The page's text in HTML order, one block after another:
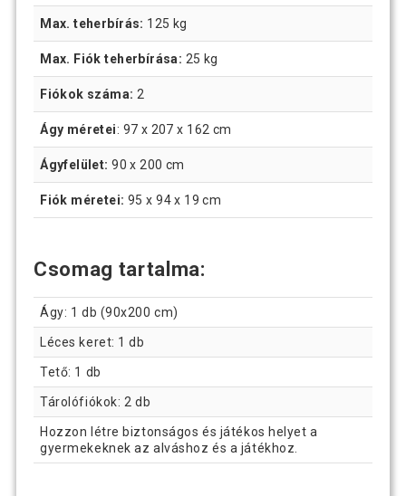
Max. teherbírás: 125 kg
Max. Fiók teherbírása: 25 kg
Fiókok száma: 2
Ágy méretei: 97 x 207 x 162 cm
Ágyfelület: 90 x 200 cm
Fiók méretei: 95 x 94 x 19 cm
Csomag tartalma:
Ágy: 1 db (90x200 cm)
Léces keret: 1 db
Tető: 1 db
Tárolófiókok: 2 db
Hozzon létre biztonságos és játékos helyet a
gyermekeknek az alváshoz és a játékhoz.